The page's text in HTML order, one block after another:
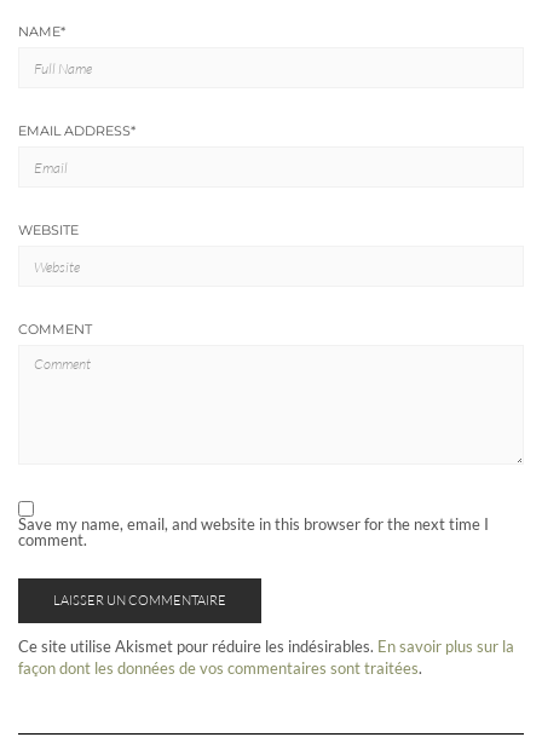
NAME*
EMAIL ADDRESS*
WEBSITE
COMMENT
Save my name, email, and website in this browser for the next time I
comment.
Ce site utilise Akismet pour réduire les indésirables. En savoir plus sur la
façon dont les données de vos commentaires sont traitées.